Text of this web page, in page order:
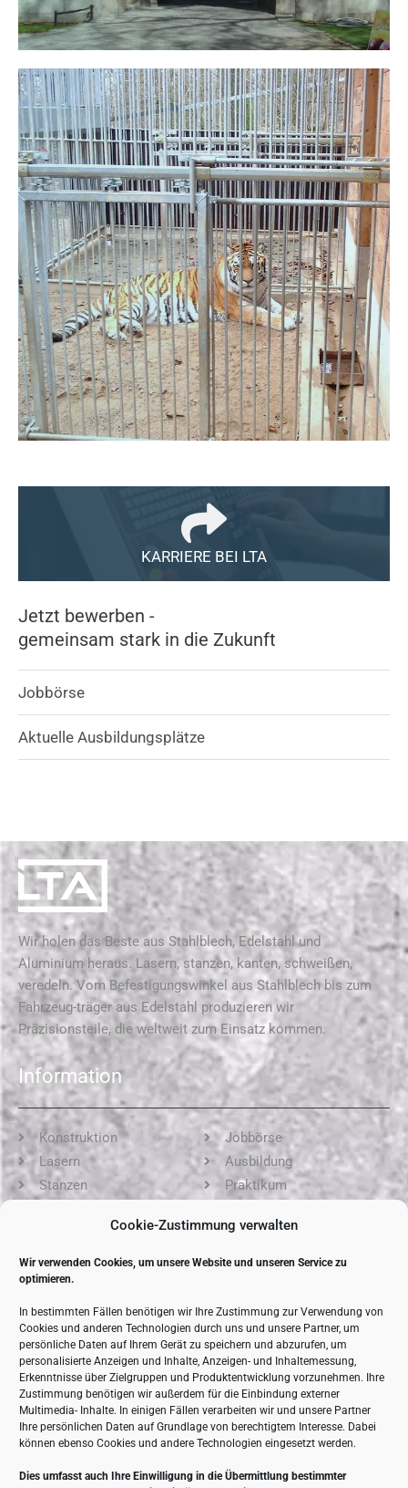
Cookie-Zustimmung verwalten
Wir verwenden Cookies, um unsere Website und unseren Service zu
optimieren.
In bestimmten Fällen benötigen wir Ihre Zustimmung zur Verwendung von
Cookies und anderen Technologien durch uns und unsere Partner, um
persönliche Daten auf Ihrem Gerät zu speichern und abzurufen, um
personalisierte Anzeigen und Inhalte, Anzeigen- und Inhaltemessung,
Erkenntnisse über Zielgruppen und Produktentwicklung vorzunehmen. Ihre
Zustimmung benötigen wir außerdem für die Einbindung externer
Multimedia- Inhalte. In einigen Fällen verarbeiten wir und unsere Partner
Ihre persönlichen Daten auf Grundlage von berechtigtem Interesse. Dabei
können ebenso Cookies und andere Technologien eingesetzt werden.
Dies umfasst auch Ihre Einwilligung in die Übermittlung bestimmter
KARRIERE BEI LTA
Jetzt bewerben -
gemeinsam stark in die Zukunft
Jobbörse
Aktuelle Ausbildungsplätze
Wir holen das Beste aus Stahlblech, Edelstahl und
Aluminium heraus. Lasern, stanzen, kanten, schweißen,
veredeln. Vom Befestigungswinkel aus Stahlblech bis zum
Fahrzeug-träger aus Edelstahl produzieren wir
Präzisionsteile, die weltweit zum Einsatz kommen.
Information
Konstruktion
Lasern
Stanzen
Oberfläche
Montage
Spezialisten
Jobbörse
Ausbildung
Praktikum
Impressum
Datenschutz
Kontaktdaten
Straße der DSF 52 in 19071 Brüsewitz
+49 38874 50-0
info@lta-anlagentechnik.de